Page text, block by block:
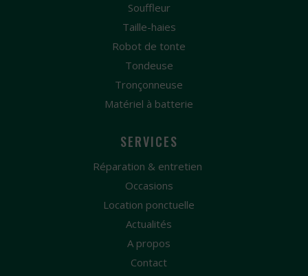
Souffleur
Taille-haies
Robot de tonte
Tondeuse
Tronçonneuse
Matériel à batterie
SERVICES
Réparation & entretien
Occasions
Location ponctuelle
Actualités
A propos
Contact